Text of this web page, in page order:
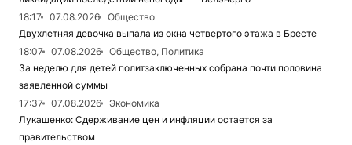
18:17
07.08.2026
Общество
Двухлетняя девочка выпала из окна четвертого этажа в Бресте
18:07
07.08.2026
Общество, Политика
За неделю для детей политзаключенных собрана почти половина
заявленной суммы
17:37
07.08.2026
Экономика
Лукашенко: Сдерживание цен и инфляции остается за
правительством